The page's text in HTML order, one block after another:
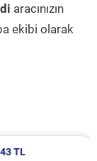
aracınızın
ekibi olarak
TL